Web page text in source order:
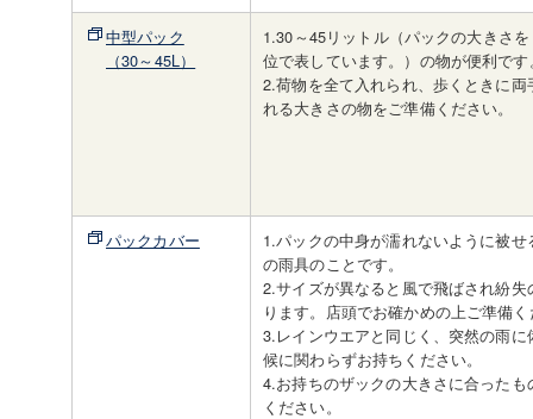
中型パック
（30～45L）
1.30～45リットル（パックの大きさ
位で表しています。）の物が便利です
2.荷物を全て入れられ、歩くときに両
れる大きさの物をご準備ください。
パックカバー
1.パックの中身が濡れないように被せ
の雨具のことです。
2.サイズが異なると風で飛ばされ紛失
ります。店頭でお確かめの上ご準備
3.レインウエアと同じく、突然の雨に
候に関わらずお持ちください。
4.お持ちのザックの大きさに合ったも
ください。